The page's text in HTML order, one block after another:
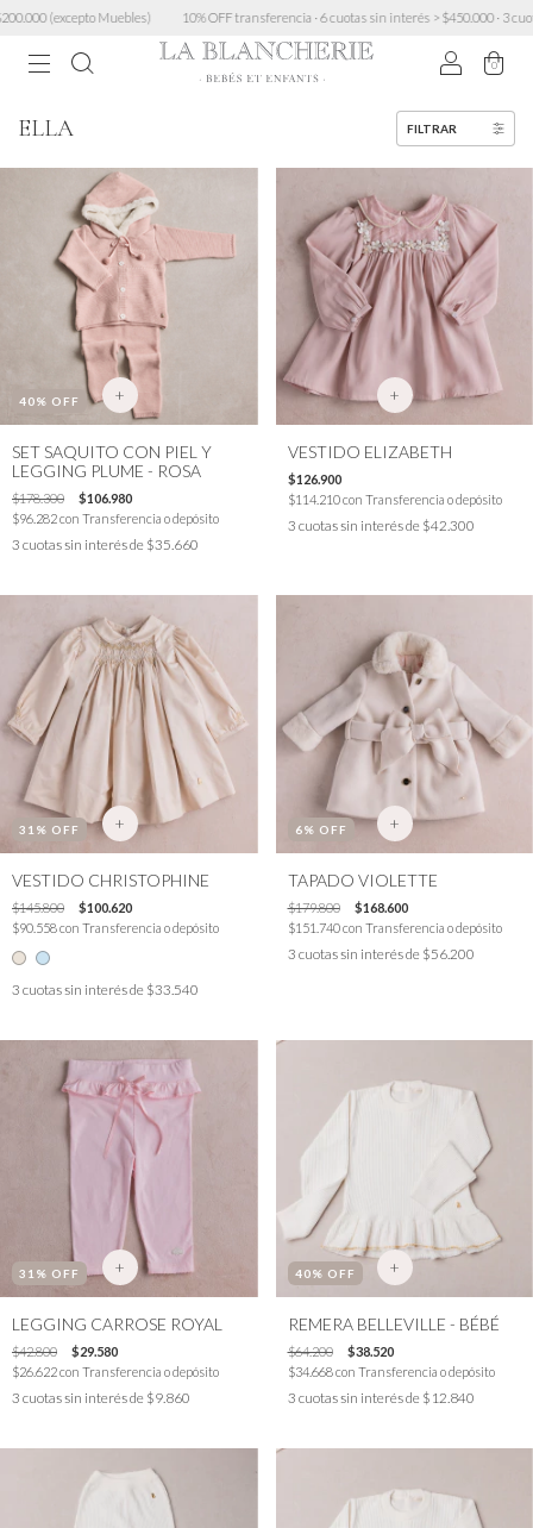
10% OFF transferencia · 6 cuotas sin interés > $450.000 · 3 cuotas sin mínimo ·
0
ELLA FILTRAR
40% OFF +
SET SAQUITO CON PIEL Y
LEGGING PLUME - ROSA
$178.300
$106.980
$96.282con Transferencia o depósito
3 cuotas sin interés de $35.660
+
VESTIDO ELIZABETH
$126.900
$114.210con Transferencia o depósito
3 cuotas sin interés de $42.300
31 % OFF +
VESTIDO CHRISTOPHINE
$145.800
$100.620
$90.558con Transferencia o depósito
3 cuotas sin interés de $33.540
6% OFF +
TAPADO VIOLETTE
$179.800
$168.600
$151.740con Transferencia o depósito
3 cuotas sin interés de $56.200
31 % OFF +
LEGGING CARROSE ROYAL
$42.800
$29.580
$26.622con Transferencia o depósito
3 cuotas sin interés de $9.860
40% OFF +
REMERA BELLEVILLE - BÉBÉ
$64.200
$38.520
$34.668con Transferencia o depósito
3 cuotas sin interés de $12.840